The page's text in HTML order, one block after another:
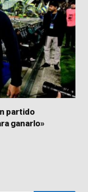
partido
ganarlo»